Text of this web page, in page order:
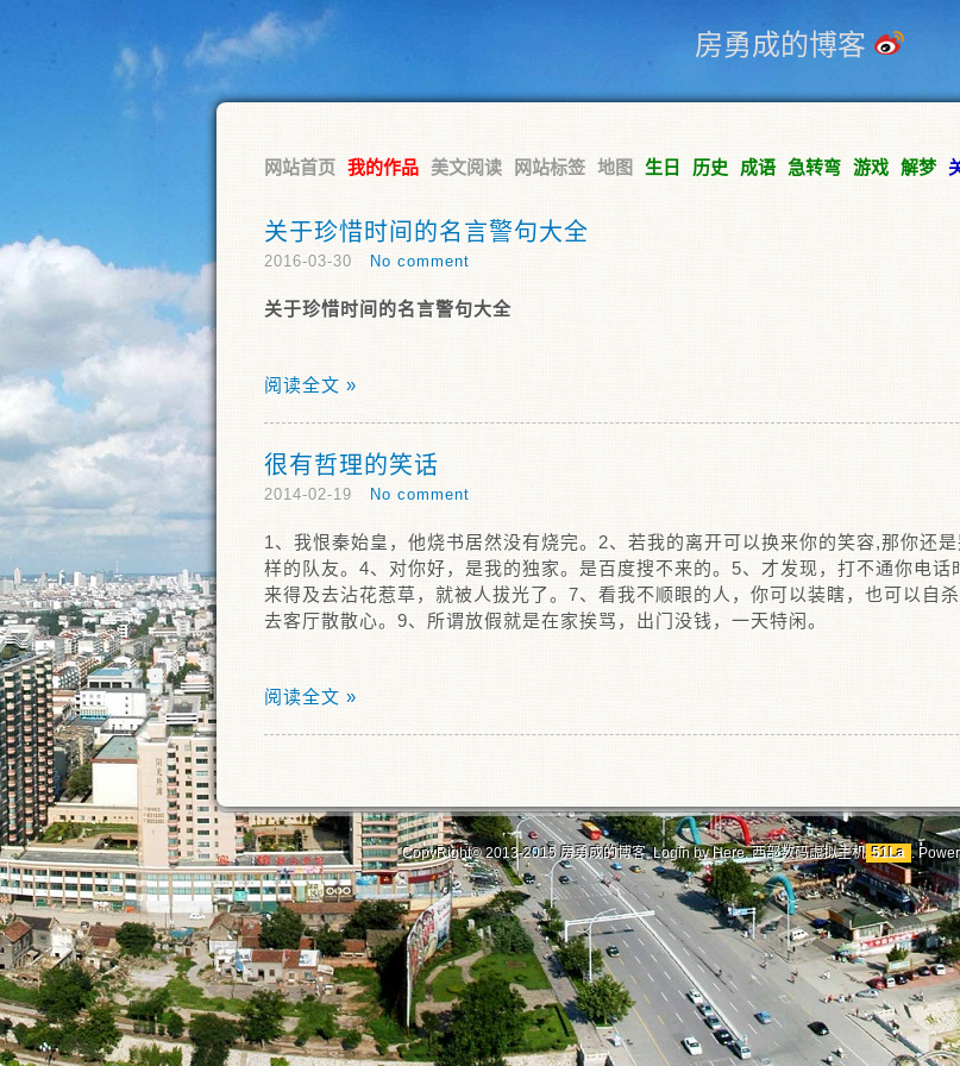
房勇成的博客
网站首页 我的作品 美文阅读 网站标签 地图 生日 历史 成语 急转弯 游戏 解梦
关于珍惜时间的名言警句大全
2016-03-30 No comment
关于珍惜时间的名言警句大全
阅读全文 »
很有哲理的笑话
2014-02-19 No comment
1、我恨秦始皇，他烧书居然没有烧完。2、若我的离开可以换来你的笑容,那你还
样的队友。4、对你好，是我的独家。是百度搜不来的。5、才发现，打不通你电话
来得及去沾花惹草，就被人拔光了。7、看我不顺眼的人，你可以装瞎，也可以自
去客厅散散心。9、所谓放假就是在家挨骂，出门没钱，一天特闲。
阅读全文 »
CopyRight© 2013-2015房勇成的博客Login byHere. 西部数码虚拟主机 51La .